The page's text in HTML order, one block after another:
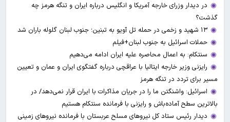
در دیدار وزرای خارجه آمریکا و انگلیس درباره ایران و تنگه هرمز چه
گذشت؟
۱۳ شهید و زخمی در حمله تل آویو به تبنین؛ جنوب لبنان گلوله باران شد
حملات اسرائیل به جنوب لبنان+فیلم
سنتکام: به اعمال محاصره علیه ایران ادامه می‌دهیم
رایزنی وزیر خارجه ایتالیا با عراقچی درباره گفتگوی ایران و عمان و تعیین
مسیر برای تردد در تنگه هرمز
اسرائیل: واشنگتن ما را در جریان مذاکرات با ایران قرار نمی‌دهد/ در
بالاترین سطح آماده‌باش و رایزنی با فرمانده سنتکام هستیم
دیدار رئیس ستاد کل نیروهای مسلح عربستان با فرمانده نیروهای زمینی